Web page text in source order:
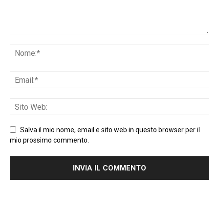
Salva il mio nome, email e sito web in questo browser per il
mio prossimo commento.